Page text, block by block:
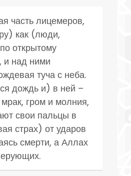
часть лицемеров,
как (люди,
открытому
и над ними
туча с неба.
дождь и) в ней –
гром и молния,
свои пальцы в
страх) от ударов
смерти, а Аллах